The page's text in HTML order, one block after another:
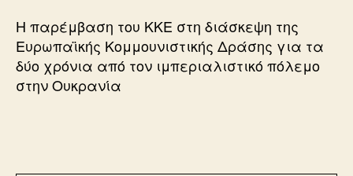
Η παρέμβαση του ΚΚΕ στη διάσκεψη της
Ευρωπαϊκής Κομμουνιστικής Δράσης για τα
δύο χρόνια από τον ιμπεριαλιστικό πόλεμο
στην Ουκρανία